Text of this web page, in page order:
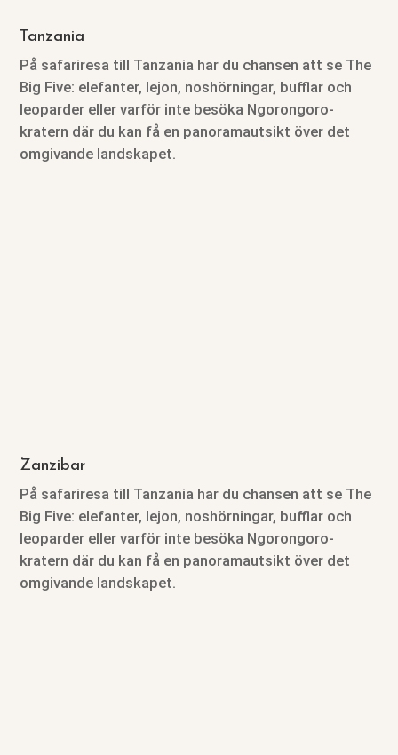
Tanzania
På safariresa till Tanzania har du chansen att se The
Big Five: elefanter, lejon, noshörningar, bufflar och
leoparder eller varför inte besöka Ngorongoro-
kratern där du kan få en panoramautsikt över det
omgivande landskapet.
Zanzibar
På safariresa till Tanzania har du chansen att se The
Big Five: elefanter, lejon, noshörningar, bufflar och
leoparder eller varför inte besöka Ngorongoro-
kratern där du kan få en panoramautsikt över det
omgivande landskapet.